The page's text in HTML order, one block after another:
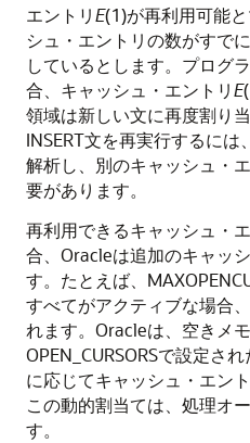
エントリE(1)が再利用可能
シュ・エントリの数がすで
しているとします。プログ
合、キャッシュ・エントリE
領域は新しい文に再度割り
INSERT文を再実行するに
解析し、別のキャッシュ・
要があります。
再利用できるキャッシュ・
合、Oracleは追加のキャッ
す。たとえば、
すべてがアクティブな場合
れます。Oracleは、空きメ
OPEN_CURSORSで設定さ
に応じてキャッシュ・エン
この動的割当ては、処理オ
す。